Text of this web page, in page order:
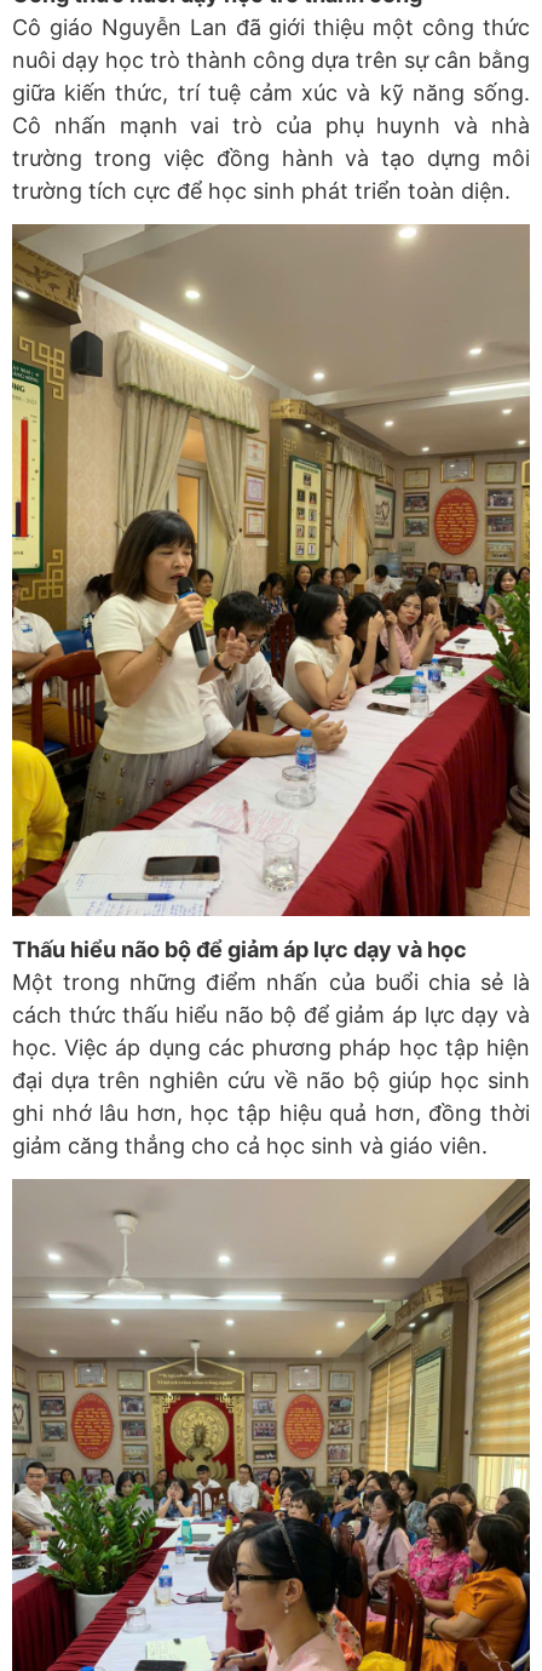
Cô giáo Nguyễn Lan đã giới thiệu một công thức
nuôi dạy học trò thành công dựa trên sự cân bằng
giữa kiến thức, trí tuệ cảm xúc và kỹ năng sống.
Cô nhấn mạnh vai trò của phụ huynh và nhà
trường trong việc đồng hành và tạo dựng môi
trường tích cực để học sinh phát triển toàn diện.
Thấu hiểu não bộ để giảm áp lực dạy và học
Một trong những điểm nhấn của buổi chia sẻ là
cách thức thấu hiểu não bộ để giảm áp lực dạy và
học. Việc áp dụng các phương pháp học tập hiện
đại dựa trên nghiên cứu về não bộ giúp học sinh
ghi nhớ lâu hơn, học tập hiệu quả hơn, đồng thời
giảm căng thẳng cho cả học sinh và giáo viên.